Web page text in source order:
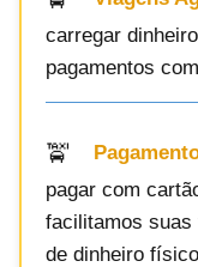
carregar
pagamentos
pagar com
facilitamos suas
de dinheiro